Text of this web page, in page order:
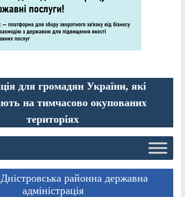
для громадян України, які
на тимчасово окупованих
територіях
районна державна
адміністрація